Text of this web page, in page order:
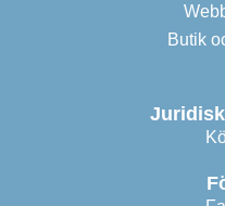
Butik